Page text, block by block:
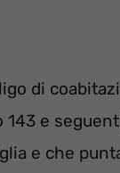
di
e
e che